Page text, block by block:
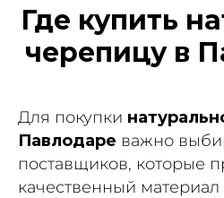
Где купить
черепицу в
Для покупки
Павлодаре важно
поставщиков, которые
качественный